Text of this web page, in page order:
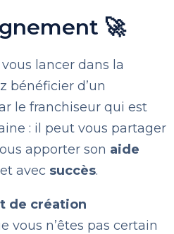
🚀
lancer dans la
bénéficier d’un
le franchiseur qui est
: il peut vous partager
apporter son aide
avec succès.
de création
vous n’êtes pas certain